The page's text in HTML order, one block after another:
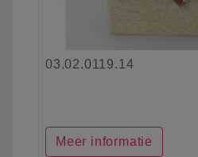
03.02.0119.14
Meer informatie